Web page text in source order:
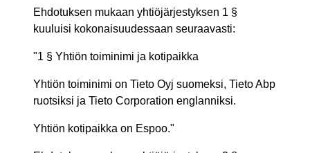
Ehdotuksen mukaan yhtiöjärjestyksen 1 §
kuuluisi kokonaisuudessaan seuraavasti:
"1 § Yhtiön toiminimi ja kotipaikka
Yhtiön toiminimi on Tieto Oyj suomeksi, Tieto Abp
ruotsiksi ja Tieto Corporation englanniksi.
Yhtiön kotipaikka on Espoo."